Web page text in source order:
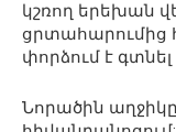
կշռող երեխան
ցրտահարումից
փորձում է
Նորածին աղջիկը